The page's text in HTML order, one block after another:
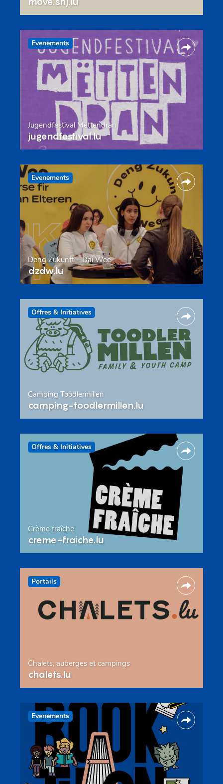
Evenements
Jugendfestival Mëttendran
jugendfestival.lu
Evenements
Deng Zukunft – Däi Wee
dzdw.lu
Offres & Initiatives
Camping Toodlermillen
camping-toodlermillen.lu
Offres & Initiatives
Crème fraîche
creme-fraiche.lu
Portails
Chalets, auberges et campings
chalets.lu
Evenements